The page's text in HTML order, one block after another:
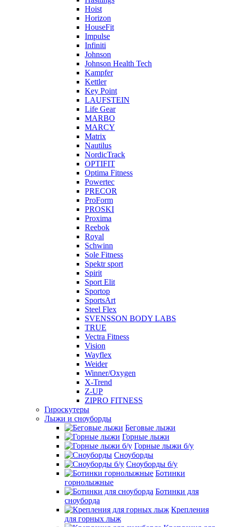
Hoist
Horizon
HouseFit
Impulse
Infiniti
Johnson
Johnson Health Tech
Kampfer
Kettler
Key Point
LAUFSTEIN
Life Gear
MARBO
MARCY
Matrix
Nautilus
NordicTrack
OPTIFIT
Optima Fitness
Powertec
PRECOR
ProForm
PROSKI
Proxima
Reebok
Royal
Schwinn
Sole Fitness
Spektr sport
Spirit
Sport Elit
Sportop
SportsArt
Steel Flex
SVENSSON BODY LABS
TRUE
Vectra Fitness
Vision
Wayflex
Weider
Winner/Oxygen
X-Trend
Z-UP
ZIPRO FITNESS
Гироскутеры
Лыжи и сноуборды
Беговые лыжи
Горные лыжи
Горные лыжи б/у
Сноуборды
Сноуборды б/у
Ботинки
горнолыжные
Ботинки для
сноуборда
Крепления
для горных лыж